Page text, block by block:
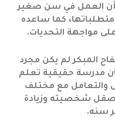
أن العمل في سن صغير
كما ساعده
مواجهة التحديات.
المبكر لم يكن مجرد
مدرسة حقيقية تعلم
والتعامل مع مختلف
صقل شخصيته وزيادة
سنه.